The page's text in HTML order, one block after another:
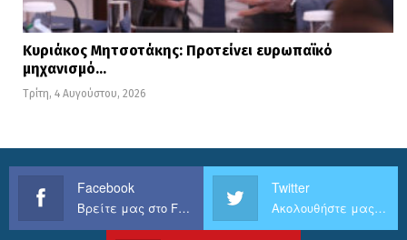
Κυριάκος Μητσοτάκης: Προτείνει ευρωπαϊκό
μηχανισμό…
Τρίτη, 4 Αυγούστου, 2026
Facebook
Βρείτε μας στο Facebook
Twitter
Ακολουθήστε μας στο Twitter